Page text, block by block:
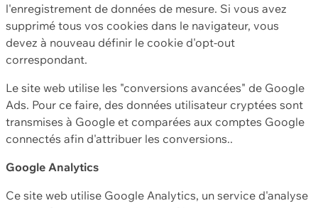
l'enregistrement de données de mesure. Si vous avez
supprimé tous vos cookies dans le navigateur, vous
devez à nouveau définir le cookie d'opt-out
correspondant.
Le site web utilise les "conversions avancées" de Google
Ads. Pour ce faire, des données utilisateur cryptées sont
transmises à Google et comparées aux comptes Google
connectés afin d'attribuer les conversions..
Google Analytics
Ce site web utilise Google Analytics, un service d'analyse